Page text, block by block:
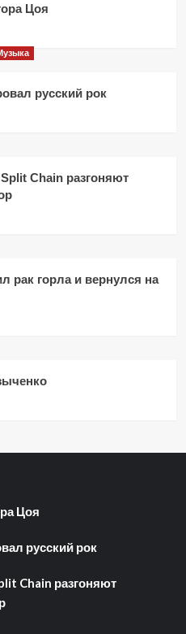
Цоя
русский рок
Chain разгоняют
рак горла и вернулся на
Цоя
русский рок
Chain разгоняют